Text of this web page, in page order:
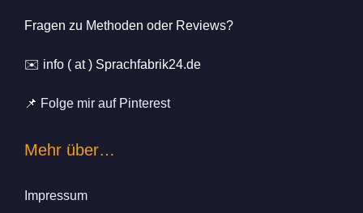
Fragen zu Methoden oder Reviews?
✉️ info ( at ) Sprachfabrik24.de
📌 Folge mir auf Pinterest
Mehr über…
Impressum